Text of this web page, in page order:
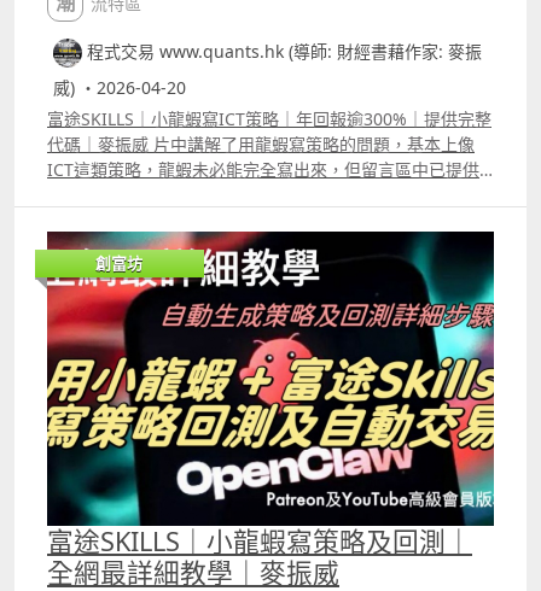
三套語法，包括富途寫指標的麥語言、富途量化交易平台的
python語法，及富途Open API語法，而且可以要求AI
agent將寫好的Trading View策略或富途代碼隨時互換。
程式交易 www.quants.hk (導師: 財經書藉作家: 麥振
威) ・2026-04-20
富途SKILLS｜小龍蝦寫ICT策略｜年回報逾300%｜提供完整
代碼｜麥振威 片中講解了用龍蝦寫策略的問題，基本上像
ICT這類策略，龍蝦未必能完全寫出來，但留言區中已提供
提高。 ICT是近年最熱門的交易策略，片中將ICT策略的原理
轉化做用5分鐘圖daytrade的版本，並分別將策略交易「單
一股票」及同時觀察3隻股票的訊號，兩者的回報可以看到
相差很大。這種單策略交易多隻股份的倉位模式也可以先教
龍蝦，然後再套用在其他的策略之上。 YouTube留言區中有
交易「單一股票」的ICT策略完整富途Open API寫的代碼，
以及在Cursor做backtest時需要的「指令」。
創富坊
富途SKILLS｜小龍蝦寫策略及回測｜
全網最詳細教學｜麥振威